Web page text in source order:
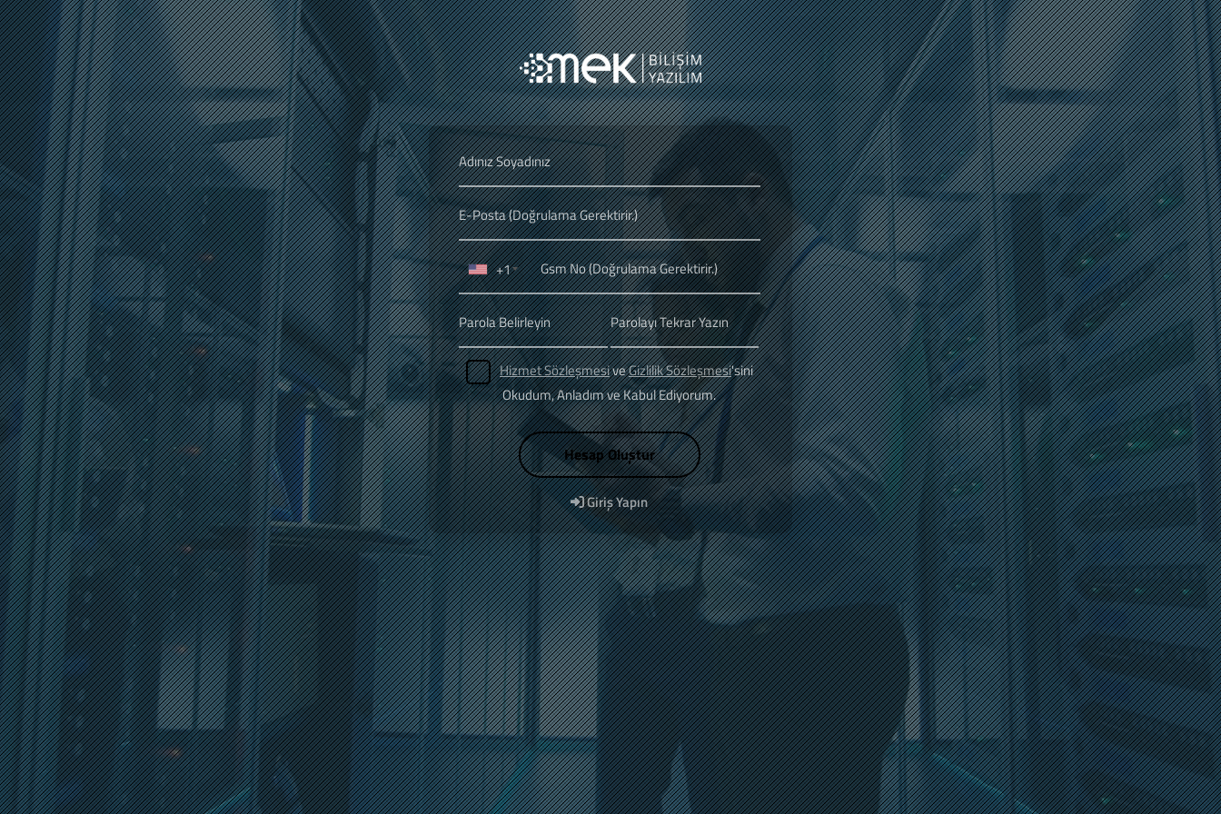
+1
Hizmet SözleşmesiveGizlilik Sözleşmesi'sini
Okudum, Anladım ve Kabul Ediyorum.
Hesap Oluştur
Giriş Yapın